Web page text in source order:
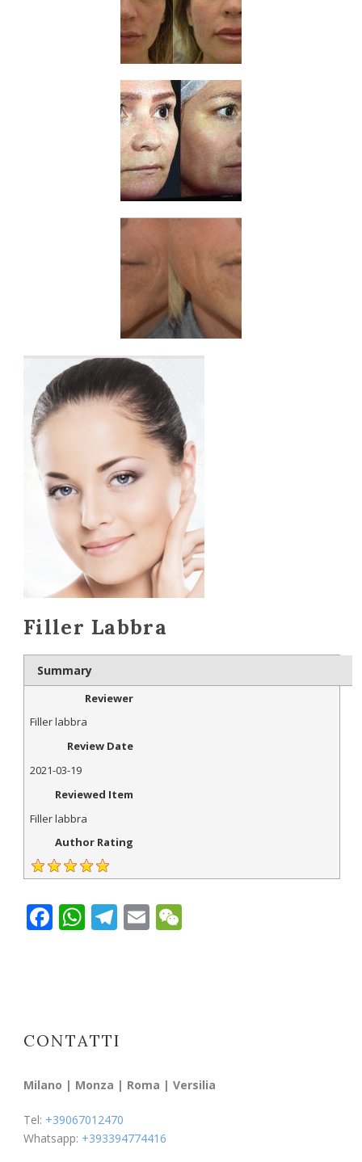
Filler Labbra
Summary
Reviewer
Filler labbra
Review Date
2021-03-19
Reviewed Item
Filler labbra
Author Rating
Facebook
WhatsApp
Telegram
Email
CONTATTI
Milano | Monza | Roma | Versilia
Tel: +39067012470
Whatsapp: +393394774416